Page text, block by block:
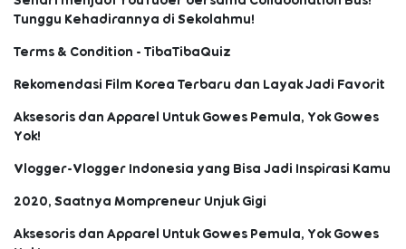
Tunggu Kehadirannya di Sekolahmu!
Terms & Condition - TibaTibaQuiz
Rekomendasi Film Korea Terbaru dan Layak Jadi Favorit
Aksesoris dan Apparel Untuk Gowes Pemula, Yok Gowes
Yok!
Vlogger-Vlogger Indonesia yang Bisa Jadi Inspirasi Kamu
2020, Saatnya Mompreneur Unjuk Gigi
Aksesoris dan Apparel Untuk Gowes Pemula, Yok Gowes